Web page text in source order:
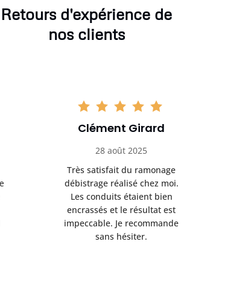
Retours d'expérience de
nos clients
Clément Girard
28 août 2025
Très satisfait du ramonage
débistrage réalisé chez moi.
Les conduits étaient bien
encrassés et le résultat est
impeccable. Je recommande
sans hésiter.